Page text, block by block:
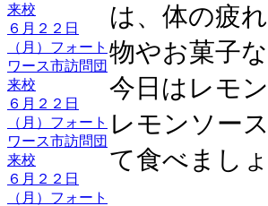
来校
６月２２日
（月）フォート
ワース市訪問団
来校
６月２２日
（月）フォート
ワース市訪問団
来校
６月２２日
（月）フォート
は、体の疲
物やお菓子
今日はレモ
レモンソー
て食べましょ